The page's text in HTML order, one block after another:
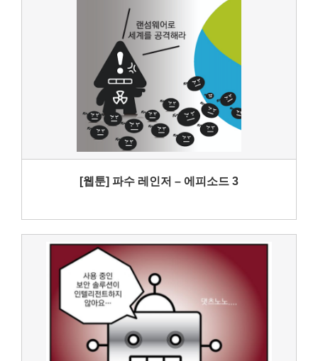
[웹툰] 파수 레인저 – 에피소드 3